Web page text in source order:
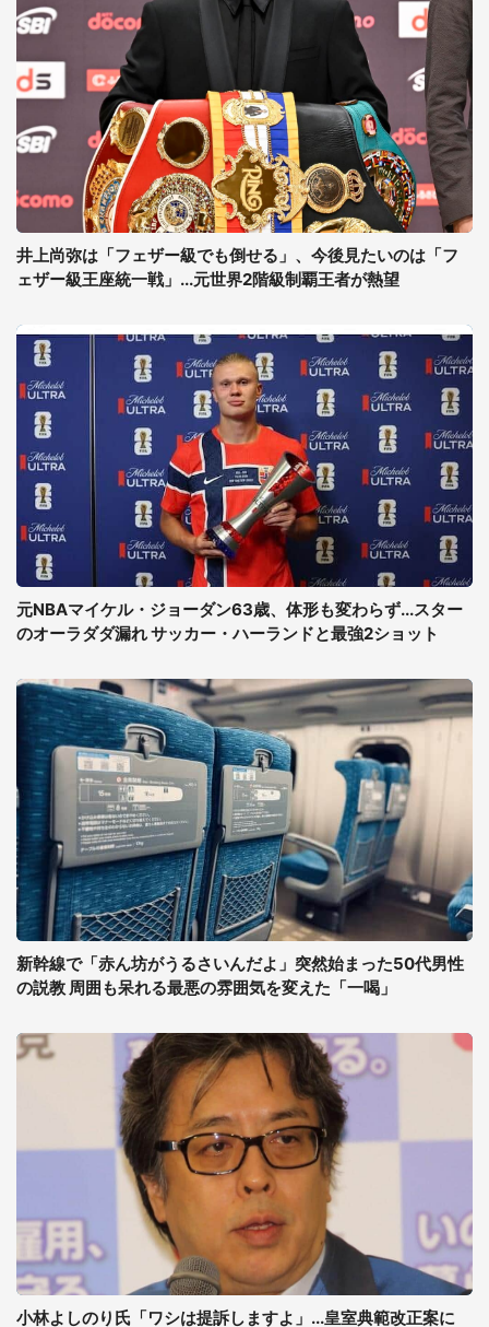
井上尚弥は「フェザー級でも倒せる」、今後見たいのは「フ
ェザー級王座統一戦」...元世界2階級制覇王者が熱望
元NBAマイケル・ジョーダン63歳、体形も変わらず...スター
のオーラダダ漏れ サッカー・ハーランドと最強2ショット
新幹線で「赤ん坊がうるさいんだよ」突然始まった50代男性
の説教 周囲も呆れる最悪の雰囲気を変えた「一喝」
小林よしのり氏「ワシは提訴しますよ」...皇室典範改正案に